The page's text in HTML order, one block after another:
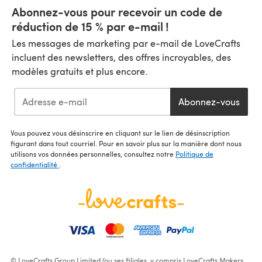
Abonnez-vous pour recevoir un code de
réduction de 15 % par e-mail !
Les messages de marketing par e-mail de LoveCrafts
incluent des newsletters, des offres incroyables, des
modèles gratuits et plus encore.
Abonnez-vous
Vous pouvez vous désinscrire en cliquant sur le lien de désinscription
figurant dans tout courriel. Pour en savoir plus sur la manière dont nous
utilisons vos données personnelles, consultez notre Politique de
confidentialité